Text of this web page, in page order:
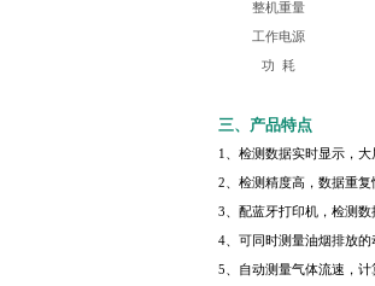
整机重量
工作电源
功 耗
三、产品特点
1、检测数据实时显示，
2、检测精度高，数据重复
3、配蓝牙打印机，检测
4、可同时测量油烟排放
5、自动测量气体流速，计